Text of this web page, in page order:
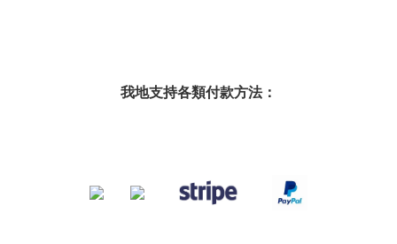
我地支持各類付款方法：